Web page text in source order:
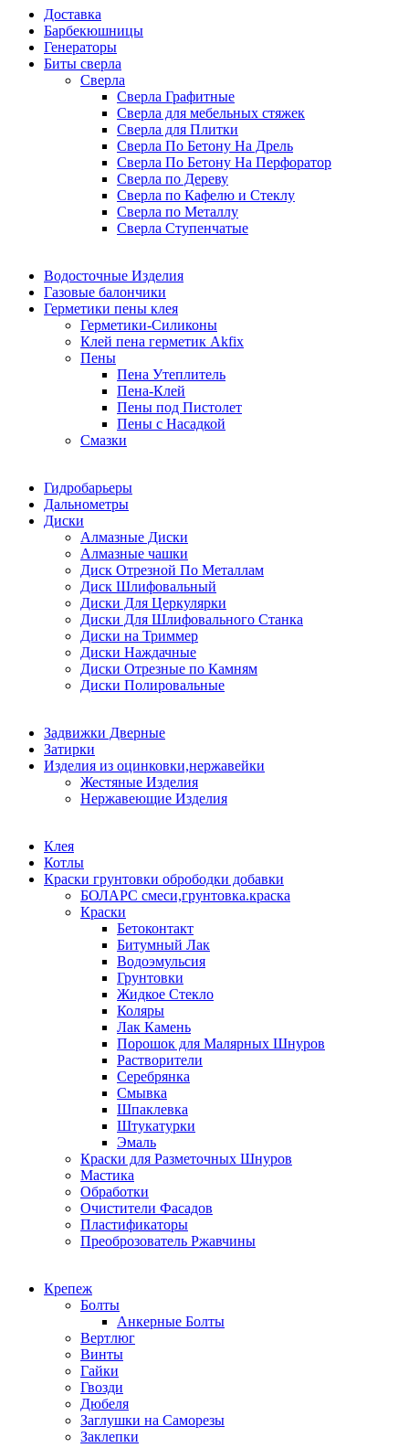
Доставка
Барбекюшницы
Генераторы
Биты сверла
Сверла
Сверла Графитные
Сверла для мебельных стяжек
Сверла для Плитки
Сверла По Бетону На Дрель
Сверла По Бетону На Перфоратор
Сверла по Дереву
Сверла по Кафелю и Стеклу
Сверла по Металлу
Сверла Ступенчатые
Водосточные Изделия
Газовые балончики
Герметики пены клея
Герметики-Силиконы
Клей пена герметик Akfix
Пены
Пена Утеплитель
Пена-Клей
Пены под Пистолет
Пены с Насадкой
Смазки
Гидробарьеры
Дальнометры
Диски
Алмазные Диски
Алмазные чашки
Диск Отрезной По Металлам
Диск Шлифовальный
Диски Для Церкулярки
Диски Для Шлифовального Станка
Диски на Триммер
Диски Наждачные
Диски Отрезные по Камням
Диски Полировальные
Задвижки Дверные
Затирки
Изделия из оцинковки,нержавейки
Жестяные Изделия
Нержавеющие Изделия
Клея
Котлы
Краски грунтовки обрободки добавки
БОЛАРС смеси,грунтовка.краска
Краски
Бетоконтакт
Битумный Лак
Водоэмульсия
Грунтовки
Жидкое Стекло
Коляры
Лак Камень
Порошок для Малярных Шнуров
Растворители
Серебрянка
Смывка
Шпаклевка
Штукатурки
Эмаль
Краски для Разметочных Шнуров
Мастика
Обработки
Очистители Фасадов
Пластификаторы
Преоброзователь Ржавчины
Крепеж
Болты
Анкерные Болты
Вертлюг
Винты
Гайки
Гвозди
Дюбеля
Заглушки на Саморезы
Заклепки